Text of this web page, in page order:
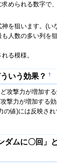
められる数字で
を狙います。(い
も人数の多い列を
る模様。
いう効果？ †
攻撃力が増加する
撃力が増加する効
の値)には反映さ
ダムに〇回」